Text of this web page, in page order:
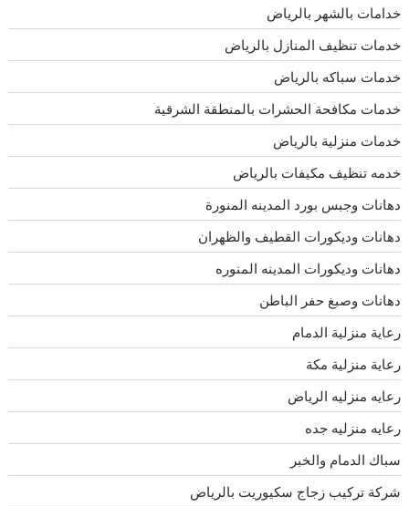
خدامات بالشهر بالرياض
خدمات تنظيف المنازل بالرياض
خدمات سباكه بالرياض
خدمات مكافحة الحشرات بالمنطقة الشرقية
خدمات منزلية بالرياض
خدمه تنظيف مكيفات بالرياض
دهانات وجبس بورد المدينه المنورة
دهانات وديكورات القطيف والظهران
دهانات وديكورات المدينه المنوره
دهانات وصبغ حفر الباطن
رعاية منزلية الدمام
رعاية منزلية مكة
رعايه منزليه الرياض
رعايه منزليه جده
سباك الدمام والخبر
شركة تركيب زجاج سكيوريت بالرياض